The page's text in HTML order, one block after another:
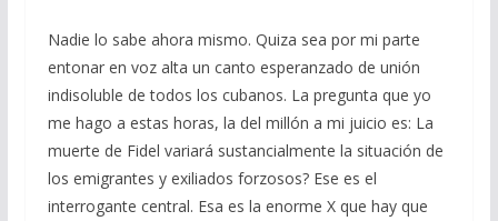
Nadie lo sabe ahora mismo. Quiza sea por mi parte
entonar en voz alta un canto esperanzado de unión
indisoluble de todos los cubanos. La pregunta que yo
me hago a estas horas, la del millón a mi juicio es: La
muerte de Fidel variará sustancialmente la situación de
los emigrantes y exiliados forzosos? Ese es el
interrogante central. Esa es la enorme X que hay que